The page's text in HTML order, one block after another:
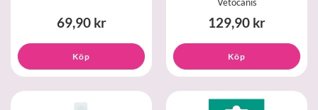
69,90 kr
Köp
129,90 kr
Köp